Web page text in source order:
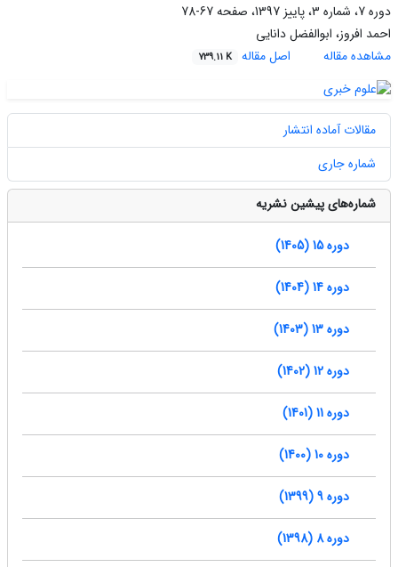
دوره 7، شماره 3، پاییز 1397، صفحه
67-78
احمد افروز، ابوالفضل دانایی
مشاهده مقاله
اصل مقاله 739.11 K
مقالات آماده انتشار
شماره جاری
شماره‌های پیشین نشریه
دوره 15 (1405)
دوره 14 (1404)
دوره 13 (1403)
دوره 12 (1402)
دوره 11 (1401)
دوره 10 (1400)
دوره 9 (1399)
دوره 8 (1398)